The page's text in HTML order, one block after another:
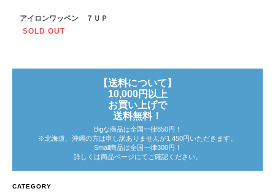
アイロンワッペン ７ＵＰ
SOLD OUT
【送料について】
10,000円以上
お買い上げで
送料無料！
Bigな商品は全国一律850円！
※北海道、沖縄の方は申し訳ありませんが1,450円いただきます。
Small商品は全国一律300円！
詳しくは商品ページにてご確認ください。
CATEGORY